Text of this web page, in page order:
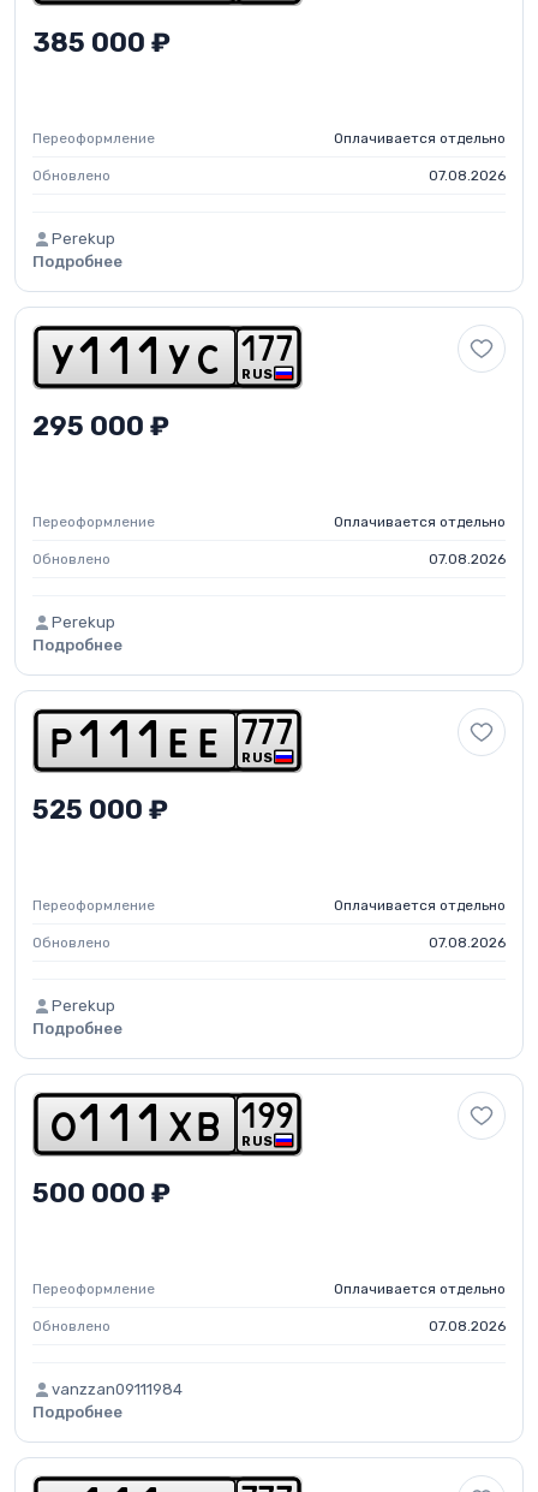
385 000 ₽
Переоформление Оплачивается отдельно
Обновлено 07.08.2026
Perekup
Подробнее
y 1 1 1 y c RUS
1 7 7
295 000 ₽
Переоформление Оплачивается отдельно
Обновлено 07.08.2026
Perekup
Подробнее
p 1 1 1 e e RUS
7 7 7
525 000 ₽
Переоформление Оплачивается отдельно
Обновлено 07.08.2026
Perekup
Подробнее
o1 1 1 x b RUS
1 99
500 000 ₽
Переоформление Оплачивается отдельно
Обновлено 07.08.2026
vanzzan09111984
Подробнее